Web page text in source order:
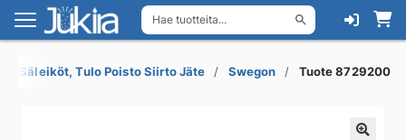
Hae tuotteita...
Siirry
navigointiin
Siirry
sisältöön
Säleiköt, Tulo Poisto Siirto Jäte Swegon Tuote 8729200